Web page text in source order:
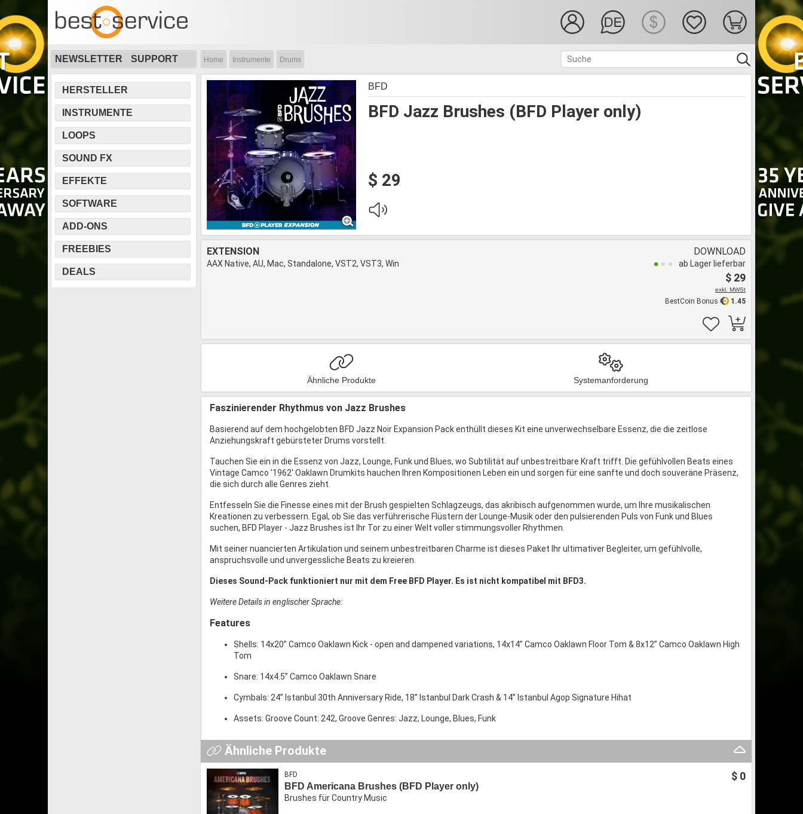
NEWSLETTER SUPPORT Home Instrumente Drums
HERSTELLER
INSTRUMENTE
LOOPS
SOUND FX
EFFEKTE
SOFTWARE
ADD-ONS
FREEBIES
DEALS
BFD Jazz Brushes (BFD Player only)
BFD
$ 29
EXTENSION
AAX Native, AU, Mac, Standalone, VST2, VST3, Win
DOWNLOAD
ab Lager lieferbar
$ 29
exkl. MWSt
1.45
BestCoin Bonus
Ähnliche Produkte Systemanforderung
Faszinierender Rhythmus von Jazz Brushes
Basierend auf dem hochgelobten BFD Jazz Noir Expansion Pack enthüllt dieses Kit eine unverwechselbare Essenz, die die zeitlose
Anziehungskraft gebürsteter Drums vorstellt.
Tauchen Sie ein in die Essenz von Jazz, Lounge, Funk und Blues, wo Subtilität auf unbestreitbare Kraft trifft. Die gefühlvollen Beats eines
Vintage Camco '1962' Oaklawn Drumkits hauchen Ihren Kompositionen Leben ein und sorgen für eine sanfte und doch souveräne Präsenz,
die sich durch alle Genres zieht.
Entfesseln Sie die Finesse eines mit der Brush gespielten Schlagzeugs, das akribisch aufgenommen wurde, um Ihre musikalischen
Kreationen zu verbessern. Egal, ob Sie das verführerische Flüstern der Lounge-Musik oder den pulsierenden Puls von Funk und Blues
suchen, BFD Player - Jazz Brushes ist Ihr Tor zu einer Welt voller stimmungsvoller Rhythmen.
Mit seiner nuancierten Artikulation und seinem unbestreitbaren Charme ist dieses Paket Ihr ultimativer Begleiter, um gefühlvolle,
anspruchsvolle und unvergessliche Beats zu kreieren.
Dieses Sound-Pack funktioniert nur mit dem Free BFD Player. Es ist nicht kompatibel mit BFD3.
Weitere Details in englischer Sprache:
Features
Shells: 14x20” Camco Oaklawn Kick - open and dampened variations, 14x14” Camco Oaklawn Floor Tom & 8x12” Camco Oaklawn High
Tom
Snare: 14x4.5” Camco Oaklawn Snare
Cymbals: 24” Istanbul 30th Anniversary Ride, 18” Istanbul Dark Crash & 14” Istanbul Agop Signature Hihat
Assets: Groove Count: 242, Groove Genres: Jazz, Lounge, Blues, Funk
Ähnliche Produkte
$ 0
BFD
BFD Americana Brushes (BFD Player only)
Brushes für Country Music